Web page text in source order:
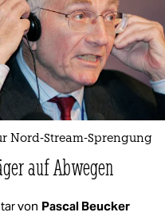
Nord-Stream-Sprengung
auf Abwegen
von Pascal Beucker